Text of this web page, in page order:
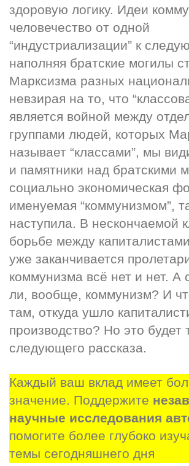
здоровую логику. Идеи
человечество от одной
“индустриализации” к
наполняя братские могилы
Марксизма разных
невзирая на то, что
является войной между
группами людей, которых
называет “классами”, мы
и памятники над братскими
социально экономическая
именуемая “коммунизмом”,
наступила. В нескончаемой
борьбе между
уже заканчивается
коммунизма всё нет и нет. А
ли, вообще, коммунизм? И
там, откуда ушло
производство? Но это будет
следующего рассказа.
Каждый ваш вклад имеет
значение. Поддержите
научные исследования
помогите более глубоко
темы сегодняшнего дня